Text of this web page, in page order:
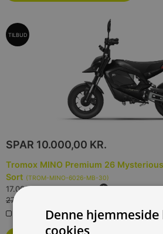
TILBUD
SPAR 10.000,00 KR.
Tromox MINO Premium 26
Sort (TROM-MINO-6026-MB-30)
17.000,00 kr. Inkl. moms.
27.000,00 kr.
0 på lager
Denne
cookies